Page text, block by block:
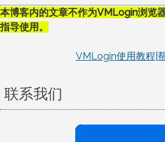
航
本博客内的文章不作为VMLogin浏览
指导使用。
VMLogin使用教程|
联系我们